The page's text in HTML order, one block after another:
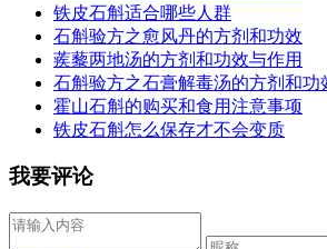
铁皮石斛适合哪些人群
石斛验方之愈风丹的方剂和功效
蒺藜两地汤的方剂和功效与作用
石斛验方之石膏解毒汤的方剂和功
霍山石斛的购买和食用注意事项
铁皮石斛怎么保存才不会变质
我要评论